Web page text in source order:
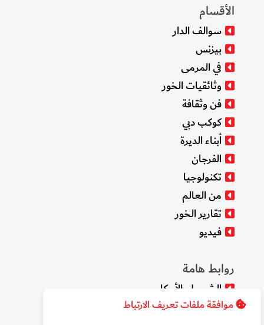
موافقة ملفات تعريف الارتباط
الأقسام
سوالف الدار
بيزنس
في المرمى
وثائقيات الخور
فن وثقافة
كوكب دبي
أبناء الديرة
الفرجان
تكنولوجيا
من العالم
تقارير الخور
فيديو
روابط هامة
الشروط والأحكام
سياسة الخصوصية